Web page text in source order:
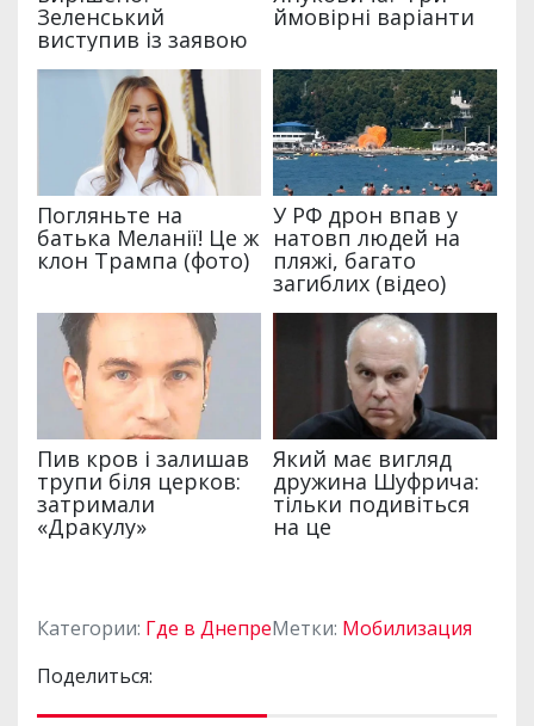
Категории: Где в ДнепреМетки: Мобилизация
Поделиться: